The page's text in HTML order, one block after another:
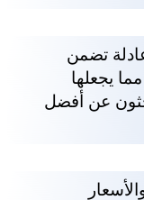
تضمن
يجعلها
عن أفضل